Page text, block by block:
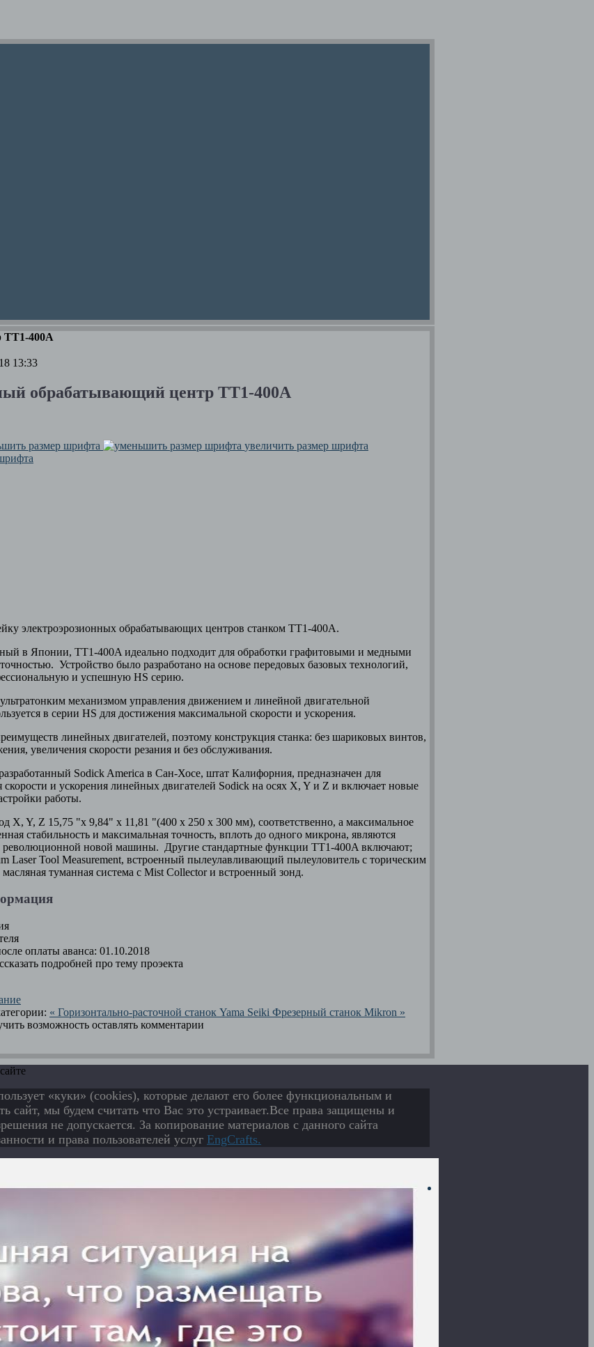
TT1-400A
13:33
обрабатывающий центр TT1-400A
размер шрифта увеличить размер шрифта
электроэрозионных обрабатывающих центров станком TT1-400A.
в Японии, TT1-400A идеально подходит для обработки графитовыми и медными
Устройство было разработано на основе передовых базовых технологий,
и успешную HS серию.
механизмом управления движением и линейной двигательной
в серии HS для достижения максимальной скорости и ускорения.
линейных двигателей, поэтому конструкция станка: без шариковых винтов,
увеличения скорости резания и без обслуживания.
Sodick America в Сан-Хосе, штат Калифорния, предназначен для
скорости и ускорения линейных двигателей Sodick на осях X, Y и Z и включает новые
работы.
X, Y, Z 15,75 "x 9,84" x 11,81 "(400 x 250 x 300 мм), соответственно, а максимальное
стабильность и максимальная точность, вплоть до одного микрона, являются
революционной новой машины. Другие стандартные функции TT1-400A включают;
Laser Tool Measurement, встроенный пылеулавливающий пылеуловитель с торическим
туманная система с Mist Collector и встроенный зонд.
оплаты аванса: 01.10.2018
подробней про тему проэекта
« Горизонтально-расточной станок Yama Seiki Фрезерный станок Mikron »
возможность оставлять комментарии
«куки» (cookies), которые делают его более функциональным и
сайт, мы будем считать что Вас это устраивает.Все права защищены и
не допускается. За копирование материалов с данного сайта
и права пользователей услуг EngСrafts.